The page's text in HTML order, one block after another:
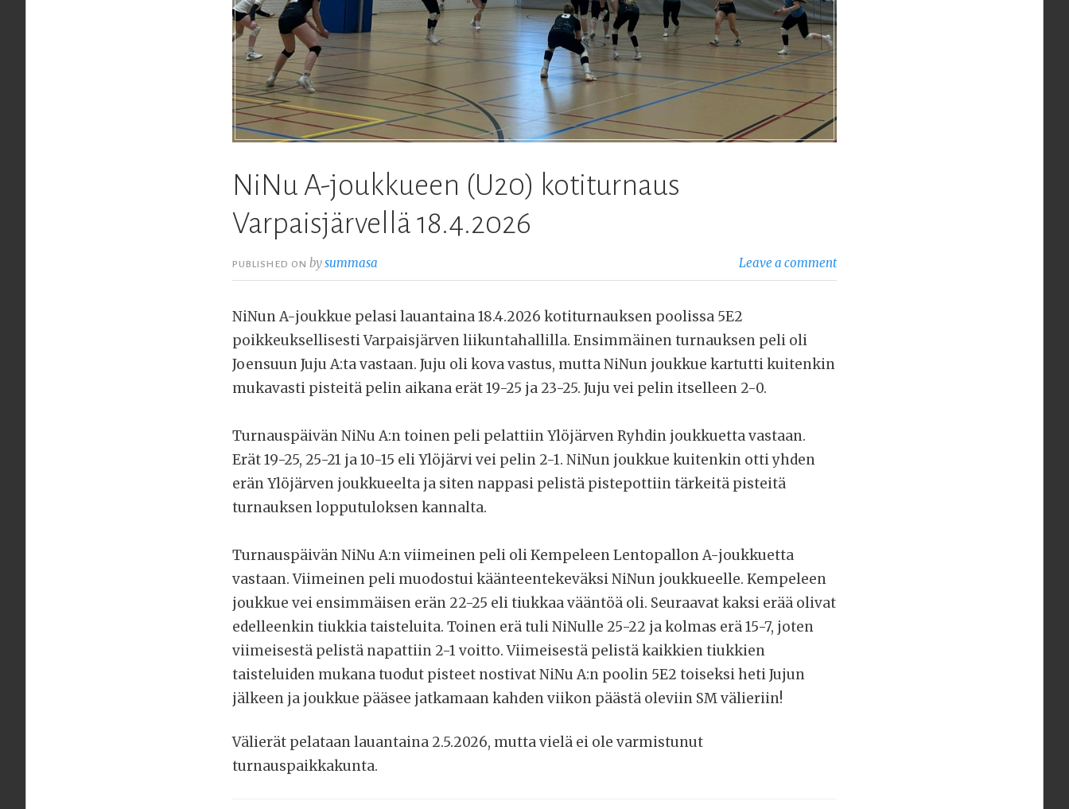
NiNu A-joukkueen (U20) kotiturnaus
Varpaisjärvellä 18.4.2026
PUBLISHED ONbysummasa Leave a comment
NiNun A-joukkue pelasi lauantaina 18.4.2026 kotiturnauksen poolissa 5E2
poikkeuksellisesti Varpaisjärven liikuntahallilla. Ensimmäinen turnauksen peli oli
Joensuun Juju A:ta vastaan. Juju oli kova vastus, mutta NiNun joukkue kartutti kuitenkin
mukavasti pisteitä pelin aikana erät 19-25 ja 23-25. Juju vei pelin itselleen 2-0.
Turnauspäivän NiNu A:n toinen peli pelattiin Ylöjärven Ryhdin joukkuetta vastaan.
Erät 19-25, 25-21 ja 10-15 eli Ylöjärvi vei pelin 2-1. NiNun joukkue kuitenkin otti yhden
erän Ylöjärven joukkueelta ja siten nappasi pelistä pistepottiin tärkeitä pisteitä
turnauksen lopputuloksen kannalta.
Turnauspäivän NiNu A:n viimeinen peli oli Kempeleen Lentopallon A-joukkuetta
vastaan. Viimeinen peli muodostui käänteentekeväksi NiNun joukkueelle. Kempeleen
joukkue vei ensimmäisen erän 22-25 eli tiukkaa vääntöä oli. Seuraavat kaksi erää olivat
edelleenkin tiukkia taisteluita. Toinen erä tuli NiNulle 25-22 ja kolmas erä 15-7, joten
viimeisestä pelistä napattiin 2-1 voitto. Viimeisestä pelistä kaikkien tiukkien
taisteluiden mukana tuodut pisteet nostivat NiNu A:n poolin 5E2 toiseksi heti Jujun
jälkeen ja joukkue pääsee jatkamaan kahden viikon päästä oleviin SM välieriin!
Välierät pelataan lauantaina 2.5.2026, mutta vielä ei ole varmistunut
turnauspaikkakunta.